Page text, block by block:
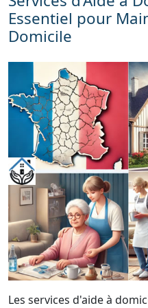
Essentiel pour
Domicile
Les services d'aide à